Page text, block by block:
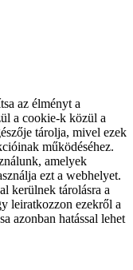
az élményt a
a cookie-k közül a
tárolja, mivel ezek
működéséhez.
amelyek
ezt a webhelyet.
kerülnek tárolásra a
leiratkozzon ezekről a
azonban hatással lehet